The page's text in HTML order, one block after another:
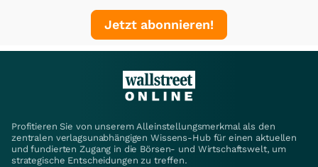
Jetzt abonnieren!
Profitieren Sie von unserem Alleinstellungsmerkmal als den
zentralen verlagsunabhängigen Wissens-Hub für einen aktuellen
und fundierten Zugang in die Börsen- und Wirtschaftswelt, um
strategische Entscheidungen zu treffen.